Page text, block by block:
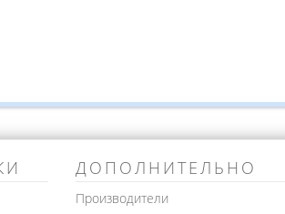
ДОПОЛНИТЕЛЬНО
Производители